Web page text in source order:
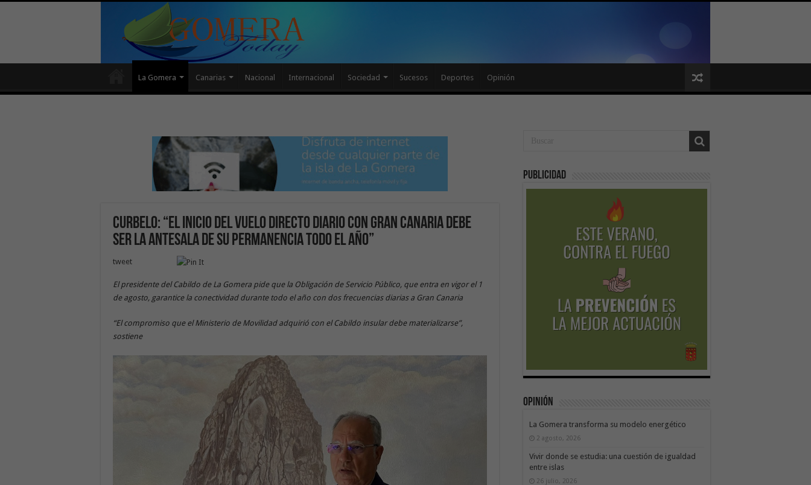
La Gomera Canarias Nacional Internacional Sociedad Sucesos Deportes Opinión
Curbelo: “El inicio del vuelo directo diario con Gran Canaria debe
ser la antesala de su permanencia todo el año”
tweet
El presidente del Cabildo de La Gomera pide que la Obligación de Servicio Público, que entra en vigor el 1
de agosto, garantice la conectividad durante todo el año con dos frecuencias diarias a Gran Canaria
“El compromiso que el Ministerio de Movilidad adquirió con el Cabildo insular debe materializarse”,
sostiene
Publicidad
Opinión
La Gomera transforma su modelo energético
2 agosto, 2026
Vivir donde se estudia: una cuestión de igualdad
entre islas
26 julio, 2026